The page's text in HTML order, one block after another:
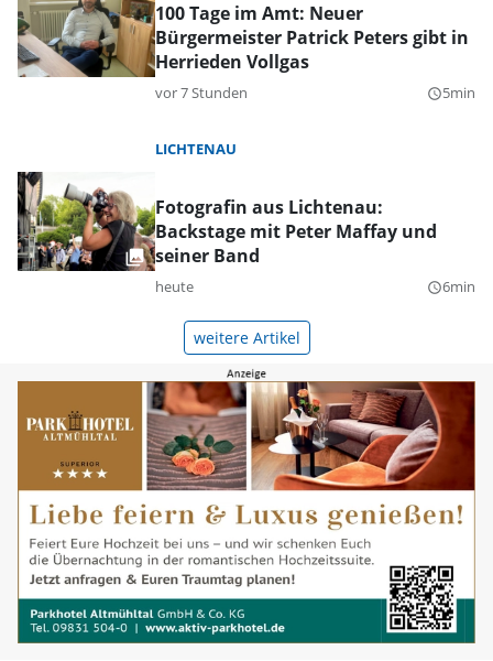
100 Tage im Amt: Neuer
Bürgermeister Patrick Peters gibt in
Herrieden Vollgas
vor 7 Stunden query_builder5min
LICHTENAU
Fotografin aus Lichtenau:
Backstage mit Peter Maffay und
seiner Band
heute query_builder6min
weitere Artikel